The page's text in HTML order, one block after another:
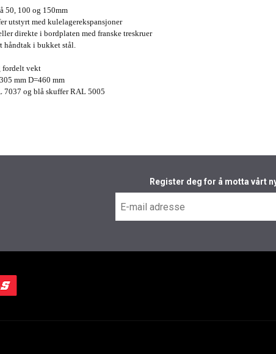
50, 100 og 150mm
utstyrt med kulelagerekspansjoner
direkte i bordplaten med franske treskruer
håndtak i bukket stål.
fordelt vekt
mm D=460 mm
7037 og blå skuffer RAL 5005
Register deg for å motta vårt